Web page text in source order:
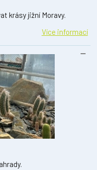
krásy jižní Moravy.
Více informací